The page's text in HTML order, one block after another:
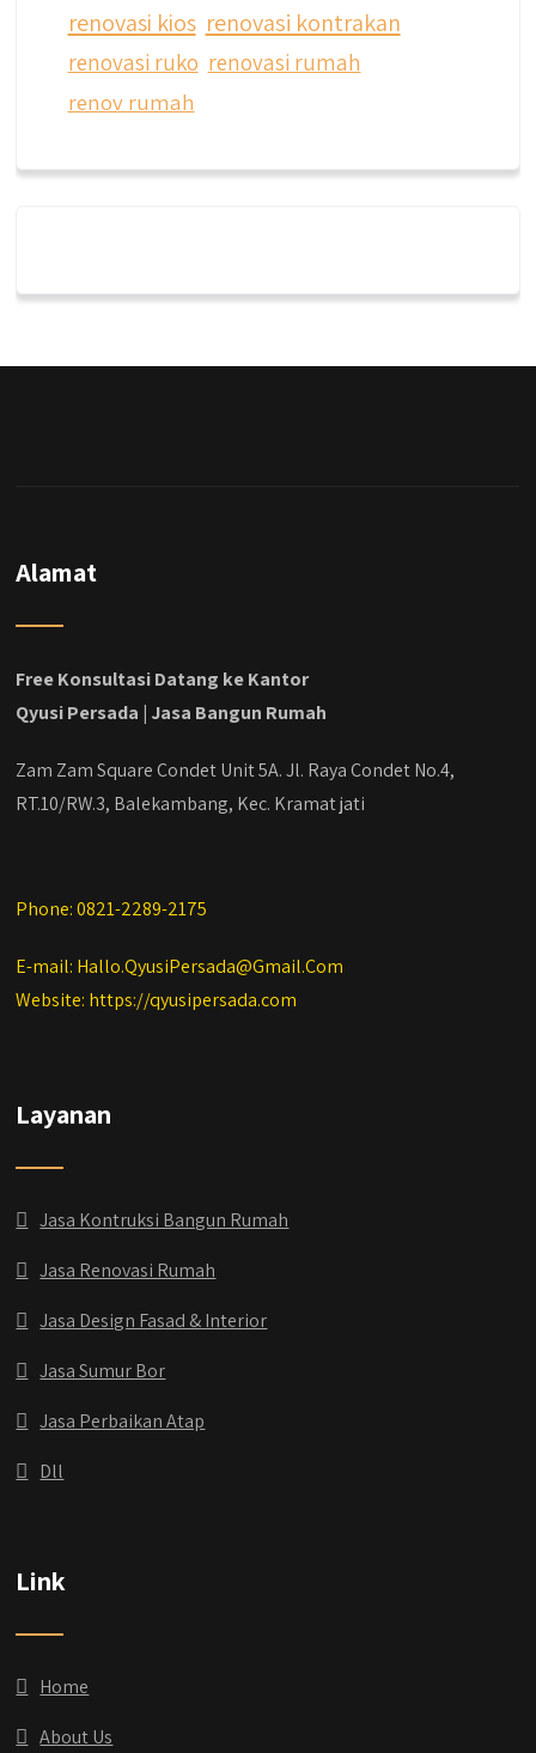
renovasi kios renovasi kontrakan
renovasi ruko renovasi rumah
renov rumah
Alamat
Free Konsultasi Datang ke Kantor
Qyusi Persada | Jasa Bangun Rumah
Zam Zam Square Condet Unit 5A. Jl. Raya Condet No.4,
RT.10/RW.3, Balekambang, Kec. Kramat jati
Phone: 0821-2289-2175
E-mail: Hallo.QyusiPersada@Gmail.Com
Website: https://qyusipersada.com
Layanan
Jasa Kontruksi Bangun Rumah
Jasa Renovasi Rumah
Jasa Design Fasad & Interior
Jasa Sumur Bor
Jasa Perbaikan Atap
Dll
Link
Home
About Us